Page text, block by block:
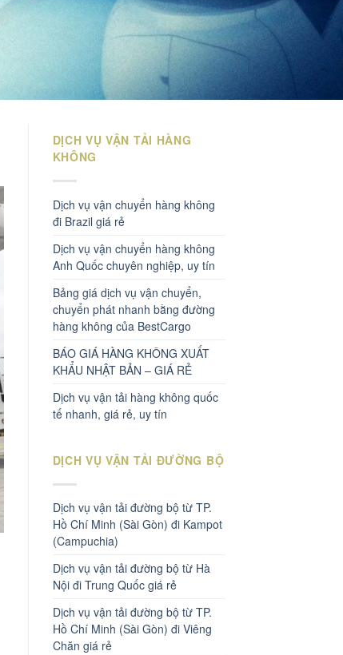
DỊCH VỤ VẬN TẢI HÀNG
KHÔNG
Dịch vụ vận chuyển hàng không
đi Brazil giá rẻ
Dịch vụ vận chuyển hàng không
Anh Quốc chuyên nghiệp, uy tín
Bảng giá dịch vụ vận chuyển,
chuyển phát nhanh bằng đường
hàng không của BestCargo
BÁO GIÁ HÀNG KHÔNG XUẤT
KHẨU NHẬT BẢN – GIÁ RẺ
Dịch vụ vận tải hàng không quốc
tế nhanh, giá rẻ, uy tín
DỊCH VỤ VẬN TẢI ĐƯỜNG BỘ
Dịch vụ vận tải đường bộ từ TP.
Hồ Chí Minh (Sài Gòn) đi Kampot
(Campuchia)
Dịch vụ vận tải đường bộ từ Hà
Nội đi Trung Quốc giá rẻ
Dịch vụ vận tải đường bộ từ TP.
Hồ Chí Minh (Sài Gòn) đi Viêng
Chăn giá rẻ